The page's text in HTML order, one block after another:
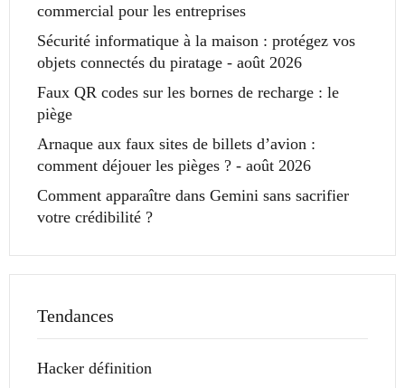
commercial pour les entreprises
Sécurité informatique à la maison : protégez vos
objets connectés du piratage - août 2026
Faux QR codes sur les bornes de recharge : le
piège
Arnaque aux faux sites de billets d’avion :
comment déjouer les pièges ? - août 2026
Comment apparaître dans Gemini sans sacrifier
votre crédibilité ?
Tendances
Hacker définition